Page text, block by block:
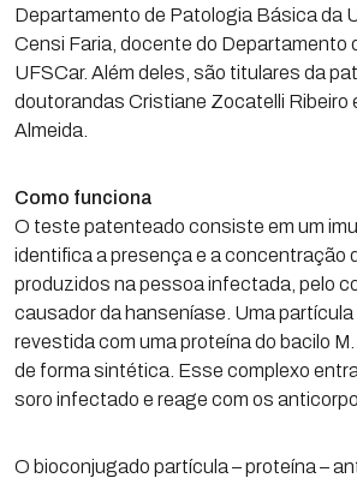
Departamento de Patologia Básica da
Censi Faria, docente do Departamento
UFSCar. Além deles, são titulares da
doutorandas Cristiane Zocatelli Ribeiro
Almeida.
Como funciona
O teste patenteado consiste em um
identifica a presença e a concentração
produzidos na pessoa infectada, pelo
causador da hanseníase. Uma
revestida com uma proteína do bacilo
de forma sintética. Esse complexo
soro infectado e reage com os
O bioconjugado partícula – proteína –